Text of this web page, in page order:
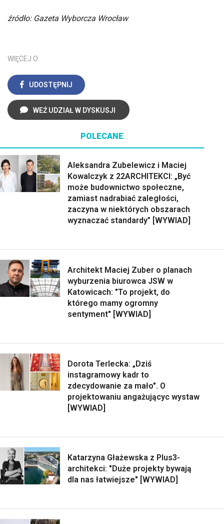
źródło: Gazeta Wyborcza Wrocław
WIĘCEJ O:
UDOSTĘPNIJ
WEŹ UDZIAŁ W DYSKUSJI
POLECANE
Aleksandra Zubelewicz i Maciej
Kowalczyk z 22ARCHITEKCI: „Być
może budownictwo społeczne,
zamiast nadrabiać zaległości,
zaczyna w niektórych obszarach
wyznaczać standardy” [WYWIAD]
Architekt Maciej Zuber o planach
wyburzenia biurowca JSW w
Katowicach: "To projekt, do
którego mamy ogromny
sentyment" [WYWIAD]
Dorota Terlecka: „Dziś
instagramowy kadr to
zdecydowanie za mało". O
projektowaniu angażującyc wystaw
[WYWIAD]
Katarzyna Głażewska z Plus3-
architekci: "Duże projekty bywają
dla nas łatwiejsze" [WYWIAD]